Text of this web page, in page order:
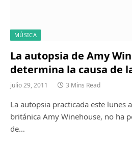
MÚSICA
La autopsia de Amy
determina la causa de
julio 29, 2011 3 Mins Read
La autopsia practicada este lunes
británica Amy Winehouse, no ha
de…